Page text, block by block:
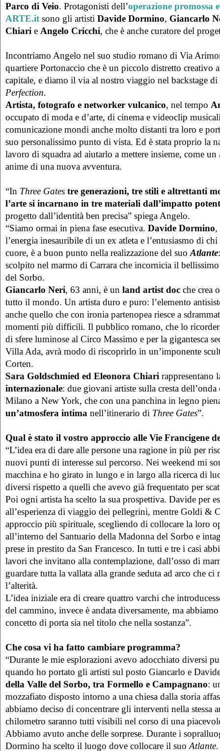
Parco di Veio. Protagonisti dell’operazione promossa
ARTE.itsono gli artisti Davide Dormino, Giancarlo
Chiari e Angelo Cricchi, che è anche curatore del
Incontriamo Angelo nel suo studio romano di Via
quartiere Portonaccio che è un piccolo distretto creativo
capitale, e diamo il via al nostro viaggio nel backstage di
Perfection.
Artista, fotografo e networker vulcanico, nel tempo
occupato di moda e d’arte, di cinema e videoclip
comunicazione mondi anche molto distanti tra loro e
suo personalissimo punto di vista. Ed è stata proprio la
lavoro di squadra ad aiutarlo a mettere insieme, come
anime di una nuova avventura.
“In Three Gates tre generazioni, tre stili e altrettanti
l’arte si incarnano in tre materiali dall’impatto
progetto dall’identità ben precisa” spiega Angelo.
“Siamo ormai in piena fase esecutiva. Davide Dormino,
l’energia inesauribile di un ex atleta e l’entusiasmo di chi
cuore, è a buon punto nella realizzazione del suoAtlante
scolpito nel marmo di Carrara che incornicia il
del Sorbo.
Giancarlo Neri, 63 anni, è un land artist doc che crea
tutto il mondo. Un artista duro e puro: l’elemento
anche quello che con ironia partenopea riesce a
momenti più difficili. Il pubblico romano, che lo
di sfere luminose al Circo Massimo e per la gigantesca
Villa Ada, avrà modo di riscoprirlo in un’imponente
Corten.
Sara Goldschmied ed Eleonora Chiari rappresentano
internazionale: due giovani artiste sulla cresta dell’onda
Milano a New York, che con una panchina in legno
un’atmosfera intima nell’itinerario di Three Gates”.
Qual è stato il vostro approccio alle Vie Francigene
“L’idea era di dare alle persone una ragione in più per
nuovi punti di interesse sul percorso. Nei weekend mi
macchina e ho girato in lungo e in largo alla ricerca di
diversi rispetto a quelli che avevo già frequentato per
Poi ogni artista ha scelto la sua prospettiva. Davide per
all’esperienza di viaggio dei pellegrini, mentre Goldi &
approccio più spirituale, scegliendo di collocare la loro
all’interno del Santuario della Madonna del Sorbo e
prese in prestito da San Francesco. In tutti e tre i casi
lavori che invitano alla contemplazione, dall’osso di
guardare tutta la vallata alla grande seduta ad arco che
l’alterità.
L’idea iniziale era di creare quattro varchi che
del cammino, invece è andata diversamente, ma
concetto di porta sia nel titolo che nella sostanza”.
Che cosa vi ha fatto cambiare programma?
“Durante le mie esplorazioni avevo adocchiato diversi
quando ho portato gli artisti sul posto Giancarlo e
della Valle del Sorbo, tra Formello e Campagnano:
mozzafiato disposto intorno a una chiesa dalla storia
abbiamo deciso di concentrare gli interventi nella stessa
chilometro saranno tutti visibili nel corso di una
Abbiamo avuto anche delle sorprese. Durante i
Dormino ha scelto il luogo dove collocare il suoAtlante